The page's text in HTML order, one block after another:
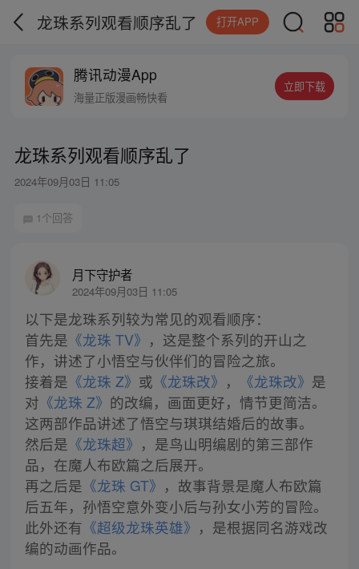
龙珠系列观看顺序乱了 打开APP
腾讯动漫App
海量正版漫画畅快看
立即下载
龙珠系列观看顺序乱了
2024年09月03日 11:05
1个回答
月下守护者
2024年09月03日 11:05
以下是龙珠系列较为常见的观看顺序：
首先是 《龙珠 TV》 ，这是整个系列的开山之
作，讲述了小悟空与伙伴们的冒险之旅。
接着是 《龙珠 Z》 或 《龙珠改》 ， 《龙珠改》 是
对 《龙珠 Z》 的改编，画面更好，情节更简洁。
这两部作品讲述了悟空与琪琪结婚后的故事。
然后是 《龙珠超》 ，是鸟山明编剧的第三部作
品，在魔人布欧篇之后展开。
再之后是 《龙珠 GT》 ，故事背景是魔人布欧篇
后五年，孙悟空意外变小后与孙女小芳的冒险。
此外还有 《超级龙珠英雄》 ，是根据同名游戏改
编的动画作品。